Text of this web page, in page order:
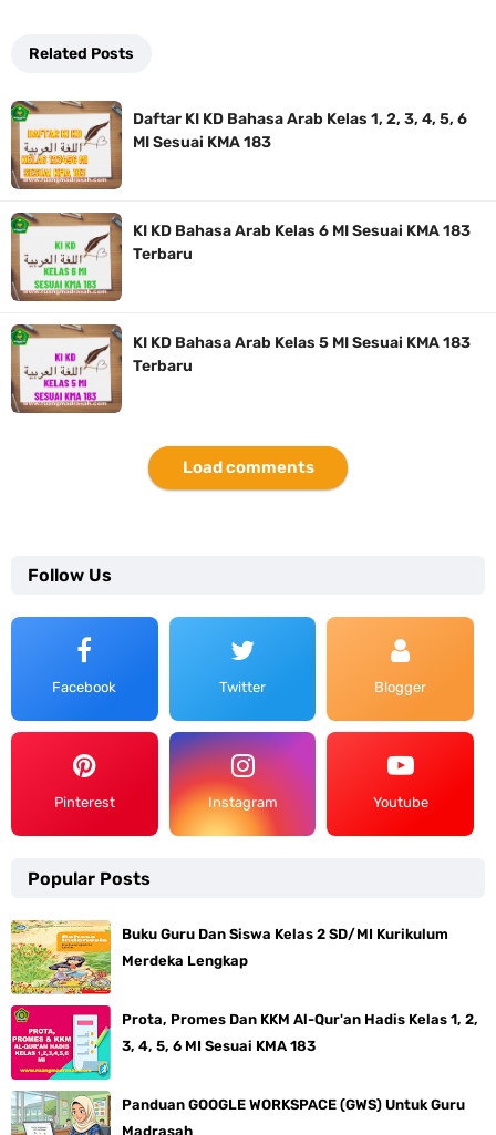
Related Posts
Daftar KI KD Bahasa Arab Kelas 1, 2, 3, 4, 5, 6
MI Sesuai KMA 183
KI KD Bahasa Arab Kelas 6 MI Sesuai KMA 183
Terbaru
KI KD Bahasa Arab Kelas 5 MI Sesuai KMA 183
Terbaru
Load comments
Follow Us
Facebook Twitter Blogger
Pinterest Instagram Youtube
Popular Posts
Buku Guru Dan Siswa Kelas 2 SD/MI Kurikulum
Merdeka Lengkap
Prota, Promes Dan KKM Al-Qur'an Hadis Kelas 1, 2,
3, 4, 5, 6 MI Sesuai KMA 183
Panduan GOOGLE WORKSPACE (GWS) Untuk Guru
Madrasah